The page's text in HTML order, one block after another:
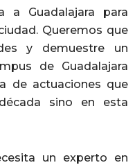
a Guadalajara para
Queremos que
y demuestre un
de Guadalajara
de actuaciones que
sino en esta
un experto en